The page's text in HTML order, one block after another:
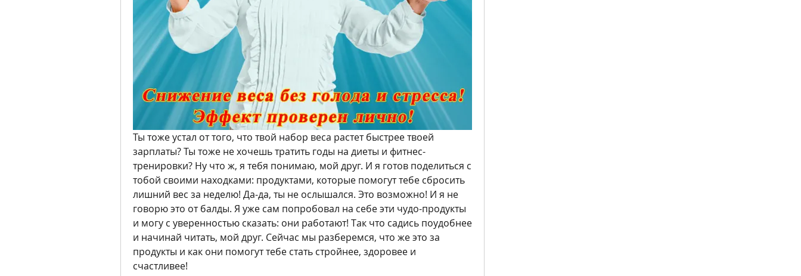
Ты тоже устал от того, что твой набор веса растет быстрее твоей
зарплаты? Ты тоже не хочешь тратить годы на диеты и фитнес-
тренировки? Ну что ж, я тебя понимаю, мой друг. И я готов поделиться с
тобой своими находками: продуктами, которые помогут тебе сбросить
лишний вес за неделю! Да-да, ты не ослышался. Это возможно! И я не
говорю это от балды. Я уже сам попробовал на себе эти чудо-продукты
и могу с уверенностью сказать: они работают! Так что садись поудобнее
и начинай читать, мой друг. Сейчас мы разберемся, что же это за
продукты и как они помогут тебе стать стройнее, здоровее и
счастливее!